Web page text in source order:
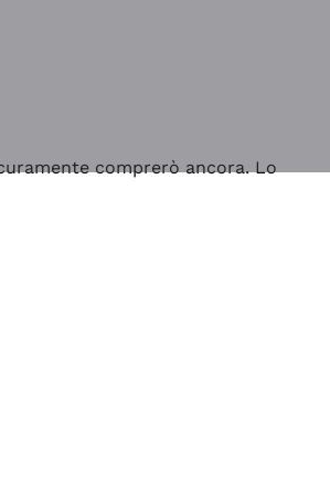
comprerò ancora. Lo